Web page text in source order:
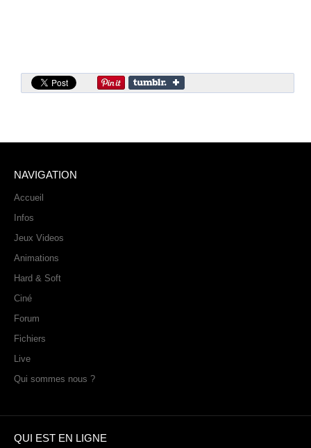
Unboxing
ARRM (Gamelist, Roms manager, Scraper)
PHOTOS
LIVE
NAVIGATION
Accueil
Infos
Jeux Videos
Animations
Hard & Soft
Ciné
Forum
Fichiers
Live
Qui sommes nous ?
QUI EST EN LIGNE